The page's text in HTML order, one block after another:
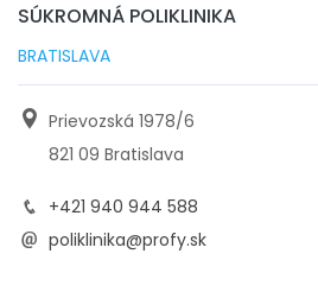
SÚKROMNÁ POLIKLINIKA
BRATISLAVA
Prievozská 1978/6
821 09 Bratislava
+421 940 944 588
poliklinika@profy.sk